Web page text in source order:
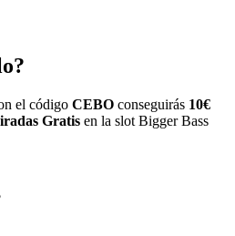
el código CEBO conseguirás 10€
Gratis en la slot Bigger Bass